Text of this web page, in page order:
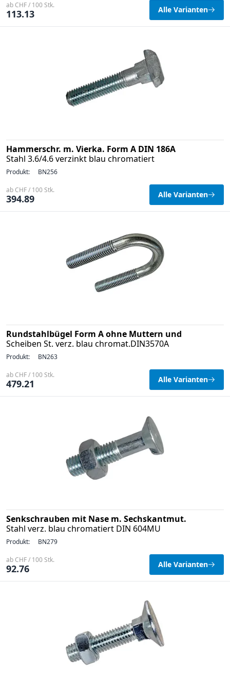
ab CHF / 100 Stk.
113.13 Alle Varianten
Hammerschr. m. Vierka. Form A DIN 186A
Stahl 3.6/4.6 verzinkt blau chromatiert
Produkt: BN256
ab CHF / 100 Stk.
394.89 Alle Varianten
Rundstahlbügel Form A ohne Muttern und
Scheiben St. verz. blau chromat.DIN3570A
Produkt: BN263
ab CHF / 100 Stk.
479.21 Alle Varianten
Senkschrauben mit Nase m. Sechskantmut.
Stahl verz. blau chromatiert DIN 604MU
Produkt: BN279
ab CHF / 100 Stk.
92.76 Alle Varianten